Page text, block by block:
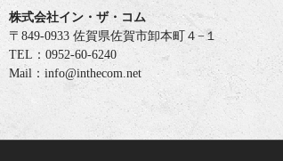
株式会社イン・ザ・コム
〒849-0933 佐賀県佐賀市卸本町４−１
TEL：0952-60-6240
Mail：info@inthecom.net